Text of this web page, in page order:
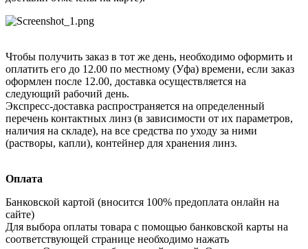
Чтобы получить заказ в тот же день, необходимо оформить и
оплатить его до 12.00 по местному (Уфа) времени, если заказ
оформлен после 12.00, доставка осуществляется на
следующий рабочий день.
Экспресс-доставка распространяется на определенный
перечень контактных линз (в зависимости от их параметров,
наличия на складе), на все средства по уходу за ними
(растворы, капли), контейнер для хранения линз.
Оплата
Банковской картой (вносится 100% предоплата онлайн на
сайте)
Для выбора оплаты товара с помощью банковской карты на
соответствующей странице необходимо нажать